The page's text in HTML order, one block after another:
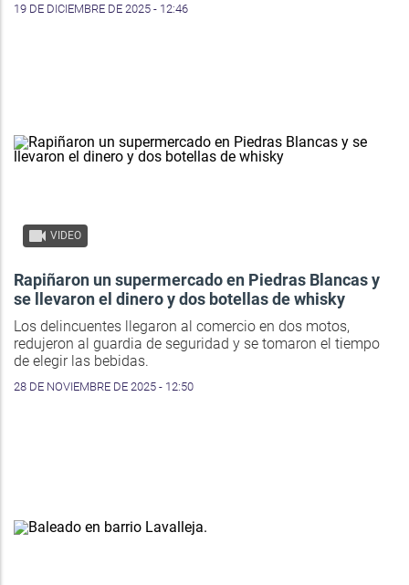
19 DE DICIEMBRE DE 2025 - 12:46
VIDEO
Rapiñaron un supermercado en Piedras Blancas y
se llevaron el dinero y dos botellas de whisky
Los delincuentes llegaron al comercio en dos motos,
redujeron al guardia de seguridad y se tomaron el tiempo
de elegir las bebidas.
28 DE NOVIEMBRE DE 2025 - 12:50